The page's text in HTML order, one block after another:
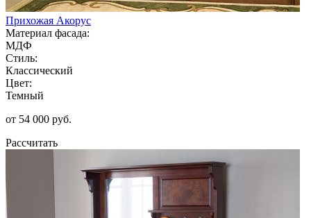
Прихожая Акорус
Материал фасада:
МДФ
Стиль:
Классический
Цвет:
Темный
от 54 000 руб.
Рассчитать